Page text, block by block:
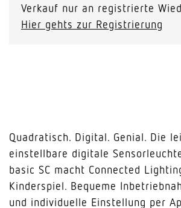
Verkauf nur an registrierte
Hier gehts zur Registrierung
Quadratisch. Digital. Genial. Die
einstellbare digitale Sensorleuchte
basic SC macht Connected
Kinderspiel. Bequeme
und individuelle Einstellung per